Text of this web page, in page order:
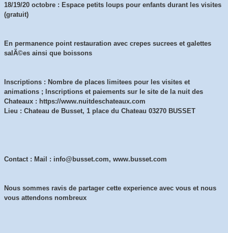
18/19/20 octobre : Espace petits loups pour enfants durant les visites
(gratuit)
En permanence point restauration avec crepes sucrees et galettes
salÃ©es ainsi que boissons
Inscriptions : Nombre de places limitees pour les visites et
animations ; Inscriptions et paiements sur le site de la nuit des
Chateaux : https://www.nuitdeschateaux.com
Lieu : Chateau de Busset, 1 place du Chateau 03270 BUSSET
Contact : Mail : info@busset.com, www.busset.com
Nous sommes ravis de partager cette experience avec vous et nous
vous attendons nombreux